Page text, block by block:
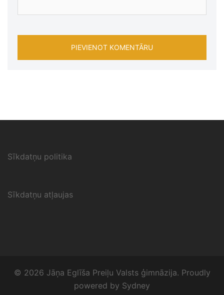
Sīkdatņu politika
Sīkdatņu atļaujas
© 2026 Jāņa Eglīša Preiļu Valsts ģimnāzija. Proudly
powered by Sydney